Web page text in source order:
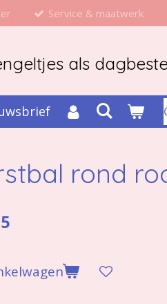
Service & maatwerk
als
rond